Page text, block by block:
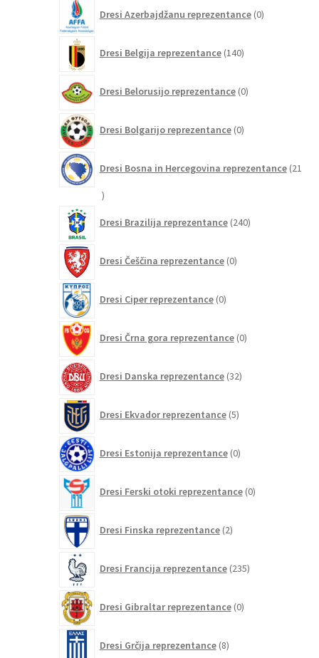
Dresi Azerbajdžanu reprezentance 0izdelkov
Dresi Belgija reprezentance 140izdelkov
Dresi Belorusijo reprezentance 0izdelkov
Dresi Bolgarijo reprezentance 0izdelkov
Dresi Bosna in Hercegovina reprezentance 21
21
Dresi Brazilija reprezentance 240izdelkov
Dresi Češčina reprezentance 0izdelkov
Dresi Ciper reprezentance 0izdelkov
Dresi Črna gora reprezentance 0izdelkov
Dresi Danska reprezentance 32izdelkov
Dresi Ekvador reprezentance 5izdelkov
Dresi Estonija reprezentance 0izdelkov
Dresi Ferski otoki reprezentance 0izdelkov
Dresi Finska reprezentance 2izdelka
Dresi Francija reprezentance 235izdelkov
Dresi Gibraltar reprezentance 0izdelkov
Dresi Grčija reprezentance 8izdelkov